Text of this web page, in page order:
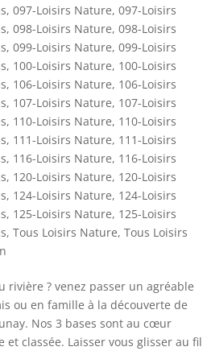
, 097-Loisirs Nature, 097-Loisirs
, 098-Loisirs Nature, 098-Loisirs
, 099-Loisirs Nature, 099-Loisirs
, 100-Loisirs Nature, 100-Loisirs
, 106-Loisirs Nature, 106-Loisirs
, 107-Loisirs Nature, 107-Loisirs
, 110-Loisirs Nature, 110-Loisirs
, 111-Loisirs Nature, 111-Loisirs
, 116-Loisirs Nature, 116-Loisirs
, 120-Loisirs Nature, 120-Loisirs
, 124-Loisirs Nature, 124-Loisirs
, 125-Loisirs Nature, 125-Loisirs
, Tous Loisirs Nature, Tous Loisirs
rivière ? venez passer un agréable
ou en famille à la découverte de
Nos 3 bases sont au cœur
et classée. Laisser vous glisser au fil